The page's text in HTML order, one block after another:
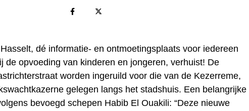
dé informatie- en ontmoetingsplaats voor iedereen
de opvoeding van kinderen en jongeren, verhuist! De
worden ingeruild voor die van de Kezerreme,
gelegen langs het stadshuis. Een belangrijke
bevoegd schepen Habib El Ouakili: “Deze nieuwe